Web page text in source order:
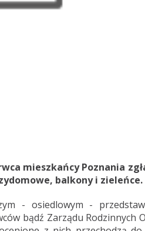
mieszkańcy Poznania
balkony i zieleńce.
- osiedlowym -
bądź Zarządu Rodzinnych